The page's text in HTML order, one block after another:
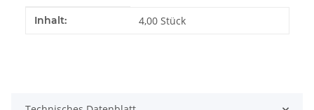
Produkteigenschaft
Wert
Inhalt: 4,00 Stück